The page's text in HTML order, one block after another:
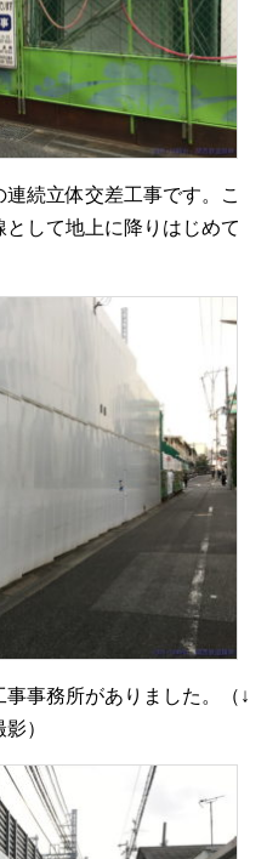
続立体交差工事です。こ
して地上に降りはじめて
事務所がありました。（↓
）